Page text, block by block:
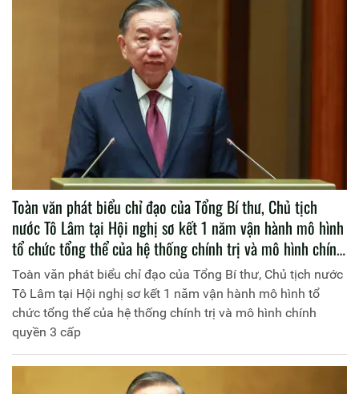
Toàn văn phát biểu chỉ đạo của Tổng Bí thư, Chủ tịch
nước Tô Lâm tại Hội nghị sơ kết 1 năm vận hành mô hình
tổ chức tổng thể của hệ thống chính trị và mô hình chính
quyền 3 cấp
Toàn văn phát biểu chỉ đạo của Tổng Bí thư, Chủ tịch nước
Tô Lâm tại Hội nghị sơ kết 1 năm vận hành mô hình tổ
chức tổng thể của hệ thống chính trị và mô hình chính
quyền 3 cấp